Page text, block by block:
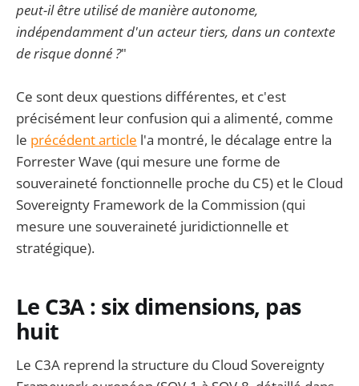
peut-il être utilisé de manière autonome,
indépendamment d'un acteur tiers, dans un contexte
de risque donné ?"
Ce sont deux questions différentes, et c'est
précisément leur confusion qui a alimenté, comme
le précédent article l'a montré, le décalage entre la
Forrester Wave (qui mesure une forme de
souveraineté fonctionnelle proche du C5) et le Cloud
Sovereignty Framework de la Commission (qui
mesure une souveraineté juridictionnelle et
stratégique).
Le C3A : six dimensions, pas
huit
Le C3A reprend la structure du Cloud Sovereignty